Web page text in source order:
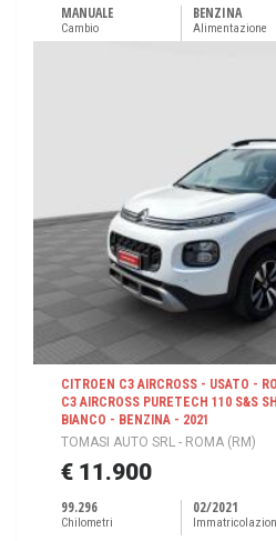
MANUALE
Cambio
BENZINA
Alimentazione
CITROEN C3 AIRCROSS - USATO -
C3 AIRCROSS PURETECH 110 S&S
BIANCO - BENZINA - 2021
TOMASI AUTO SRL - ROMA (RM)
€ 11.900
99.296
Chilometri
02/2021